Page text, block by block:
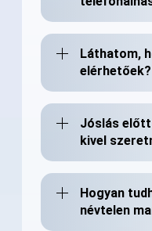
Láthatom,
elérhetőek?
Jóslás
kivel
Hogyan
névtelen